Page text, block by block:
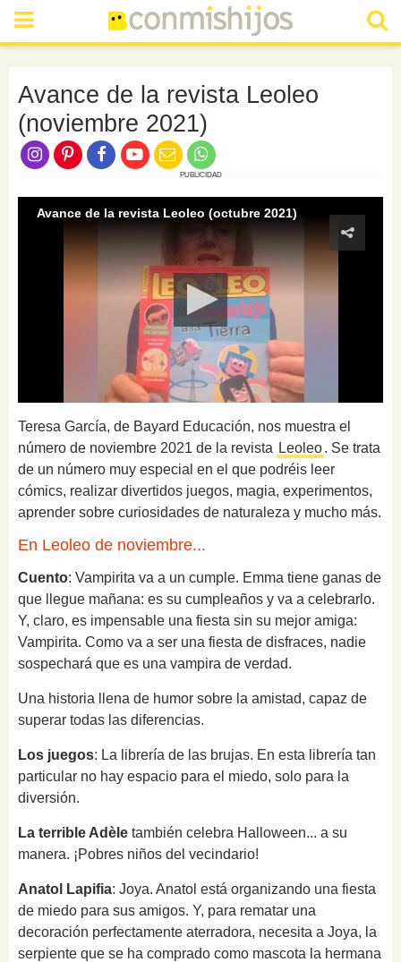
Avance de la revista Leoleo
(noviembre 2021)
PUBLICIDAD
Avance de la revista Leoleo (octubre 2021)
Teresa García, de Bayard Educación, nos muestra el
número de noviembre 2021 de la revista Leoleo. Se trata
de un número muy especial en el que podréis leer
cómics, realizar divertidos juegos, magia, experimentos,
aprender sobre curiosidades de naturaleza y mucho más.
En Leoleo de noviembre...
Cuento: Vampirita va a un cumple. Emma tiene ganas de
que llegue mañana: es su cumpleaños y va a celebrarlo.
Y, claro, es impensable una fiesta sin su mejor amiga:
Vampirita. Como va a ser una fiesta de disfraces, nadie
sospechará que es una vampira de verdad.
Una historia llena de humor sobre la amistad, capaz de
superar todas las diferencias.
Los juegos: La librería de las brujas. En esta librería tan
particular no hay espacio para el miedo, solo para la
diversión.
La terrible Adèle también celebra Halloween... a su
manera. ¡Pobres niños del vecindario!
Anatol Lapifia: Joya. Anatol está organizando una fiesta
de miedo para sus amigos. Y, para rematar una
decoración perfectamente aterradora, necesita a Joya, la
serpiente que se ha comprado como mascota la hermana